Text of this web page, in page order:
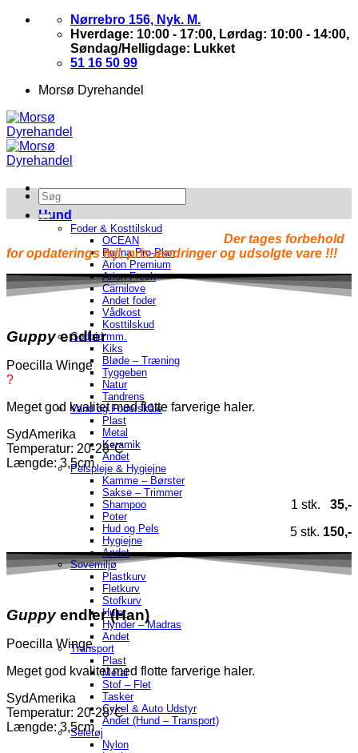
Skip
Nørrebro 156, Nyk. M.
Hverdage: 10:00 - 17:00, Lørdag: 10:00 - 14:00,
Søndag/Helligdage: Lukket
51 16 50 99
Morsø Dyrehandel
Hund
Foder & Kosttilskud
OCEAN
Purina Pro-Plan
Arion Premium
Arion Fresh
Carnilove
Andet foder
Vådkost
Kosttilskud
Godbid mm.
Kiks
Bløde – Træning
Tyggeben
Natur
Tandrens
Vand og Foderskåle
Plast
Metal
Keramik
Andet
Pelspleje & Hygiejne
Kamme – Børster
Sakse – Trimmer
Shampoo
Poter
Hud og Pels
Hygiejne
Andet
Sovemiljø
Plastkurv
Fletkurv
Stofkurv
Huler
Hynder – Madras
Andet
Transport
Plast
Metal
Stof – Flet
Tasker
Cykel & Auto Udstyr
Andet (Hund – Transport)
Seletøj
Nylon
Der tages forbehold
for opdaterings fejl, pris ændringer og udsolgte vare !!!
Guppyendler
Poecilla Winge
?
Meget god kvalitet med flotte farverige haler.
SydAmerika
Temperatur: 20-28°C
Længde: 3,5cm
1 stk. 35,-
5 stk. 150,-
Guppyendler (Han)
Poecilla Winge
Meget god kvalitet med flotte farverige haler.
SydAmerika
Temperatur: 20-28°C
Længde: 3,5cm